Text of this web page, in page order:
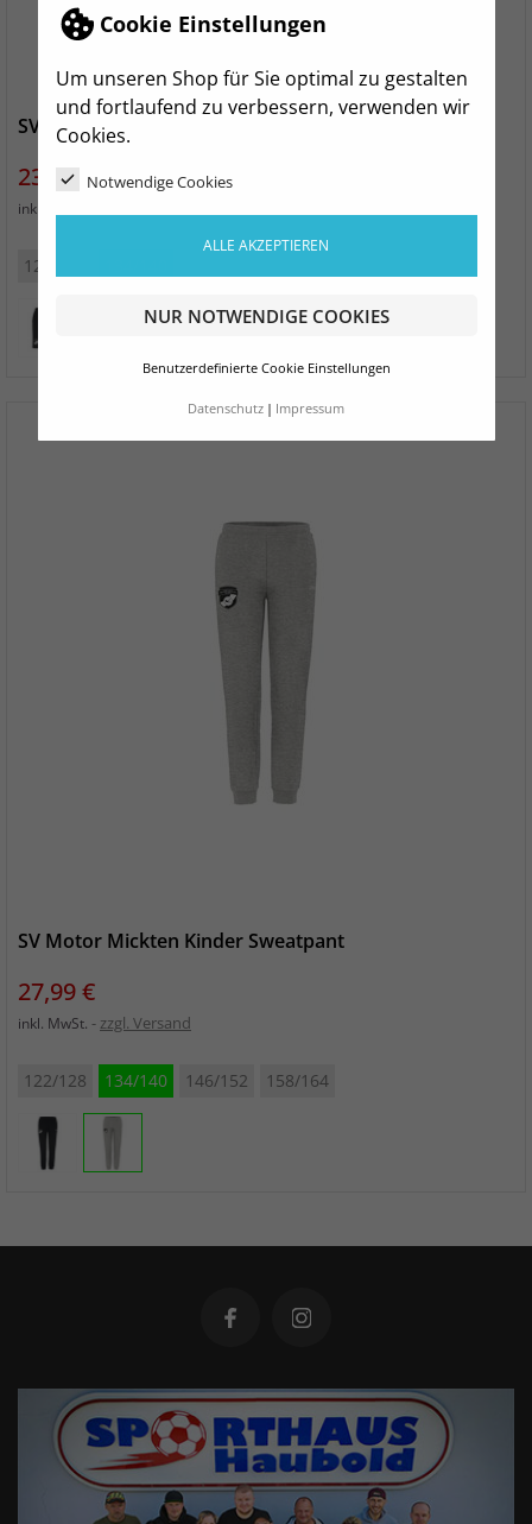
Cookie Einstellungen
Um unseren Shop für Sie optimal zu gestalten
und fortlaufend zu verbessern, verwenden wir
Cookies.
Notwendige Cookies
ALLE AKZEPTIEREN
NUR NOTWENDIGE COOKIES
Benutzerdefinierte Cookie Einstellungen
Datenschutz Impressum
SV Motor Mickten Kinder Shorts
Preis
23,99 €
inkl. MwSt.
122/128
SV Motor Mickten Kinder Sweatpant
Preis
27,99 €
inkl. MwSt. zzgl. Versand
122/128 134/140 146/152 158/164